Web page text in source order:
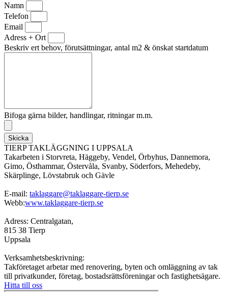
Namn
Telefon
Email
Adress + Ort
Beskriv ert behov, förutsättningar, antal m2 & önskat startdatum
Bifoga gärna bilder, handlingar, ritningar m.m.
Skicka
TIERP TAKLÄGGNING I UPPSALA
Takarbeten i Storvreta, Häggeby, Vendel, Örbyhus, Dannemora,
Gimo, Östhammar, Östervåla, Svanby, Söderfors, Mehedeby,
Skärplinge, Lövstabruk och Gävle
E-mail: taklaggare@taklaggare-tierp.se
Webb:www.taklaggare-tierp.se
Adress: Centralgatan,
815 38 Tierp
Uppsala
Verksamhetsbeskrivning:
Takföretaget arbetar med renovering, byten och omläggning av tak
till privatkunder, företag, bostadsrättsföreningar och fastighetsägare.
Hitta till oss